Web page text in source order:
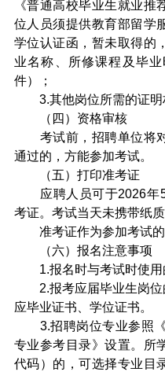
《普通高校毕业生就业
位人员须提供教育部留学
学位认证函，暂未取得的
业名称、所修课程及毕
件）；
3.其他岗位所需的证明
（四）资格审核
考试前，招聘单位将对
通过的，方能参加考试。
（五）打印准考证
应聘人员可于2026年5
考证。考试当天未携带纸
准考证作为参加考试的
（六）报名注意事项
1.报名时与考试时使用
2.报考应届毕业生岗位
应毕业证书、学位证书。
3.招聘岗位专业参照《
专业参考目录》设置。所
代码）的，可选择专业目